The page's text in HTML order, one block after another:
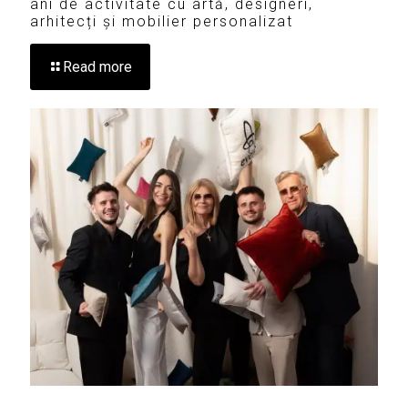
ani de activitate cu artă, designeri,
arhitecți și mobilier personalizat
Read more